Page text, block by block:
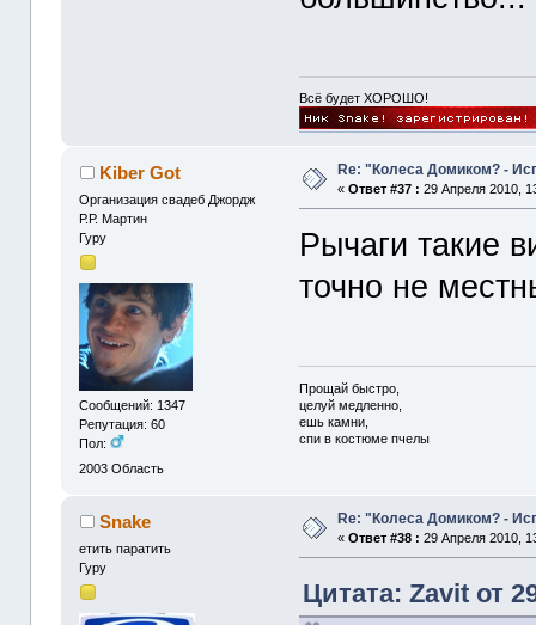
Всё будет ХОРОШО!
Kiber Got
Организация свадеб Джордж
Р.Р. Мартин
Гуру
Сообщений: 1347
Репутация: 60
Пол:
2003 Область
Re: "Колеса Домиком? -
«Ответ #37 : 29 Апреля 2010,
Рычаги такие
точно не
Прощай быстро,
целуй медленно,
ешь камни,
спи в костюме пчелы
Snake
етить паратить
Гуру
Re: "Колеса Домиком? -
«Ответ #38 : 29 Апреля 2010,
Цитата: Zavit от